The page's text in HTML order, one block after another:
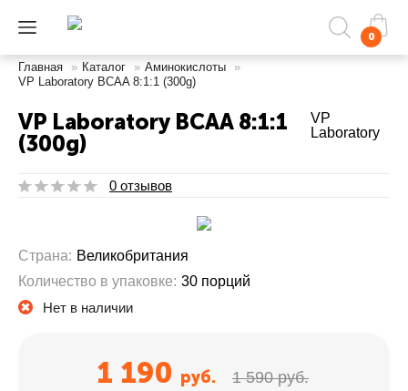
0
Главная » Каталог » Аминокислоты
»
VP Laboratory BCAA 8:1:1 (300g)
VP Laboratory BCAA 8:1:1
(300g)
VP
Laboratory
0 отзывов
Страна: Великобритания
Количество в упаковке: 30 порций
Нет в наличии
1 190 руб. 1 590 руб.